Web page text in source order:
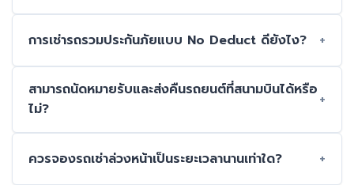
การเช่ารถรวมประกันภัยแบบ No Deduct ดียังไง?
สามารถนัดหมายรับและส่งคืนรถยนต์ที่สนามบินได้หรือ
ไม่?
ควรจองรถเช่าล่วงหน้าเป็นระยะเวลานานเท่าใด?